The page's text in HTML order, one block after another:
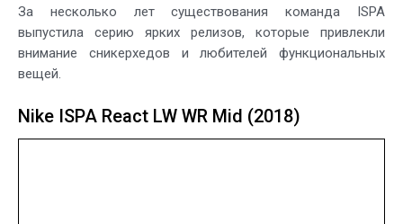
За несколько лет существования команда ISPA
выпустила серию ярких релизов, которые привлекли
внимание сникерхедов и любителей функциональных
вещей.
Nike ISPA React LW WR Mid (2018)